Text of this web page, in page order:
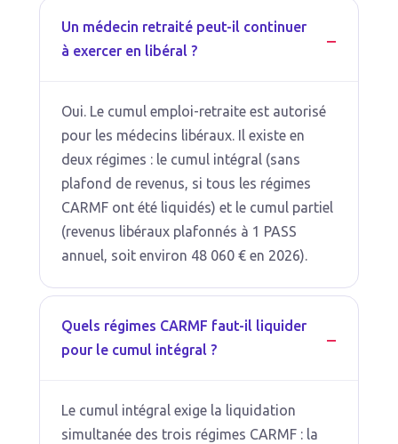
Un médecin retraité peut-il continuer
à exercer en libéral ?
Oui. Le cumul emploi-retraite est autorisé
pour les médecins libéraux. Il existe en
deux régimes : le cumul intégral (sans
plafond de revenus, si tous les régimes
CARMF ont été liquidés) et le cumul partiel
(revenus libéraux plafonnés à 1 PASS
annuel, soit environ 48 060 € en 2026).
Quels régimes CARMF faut-il liquider
pour le cumul intégral ?
Le cumul intégral exige la liquidation
simultanée des trois régimes CARMF : la